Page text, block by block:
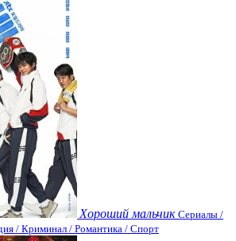
Хороший мальчик Сериалы /
/ Криминал / Романтика / Спорт